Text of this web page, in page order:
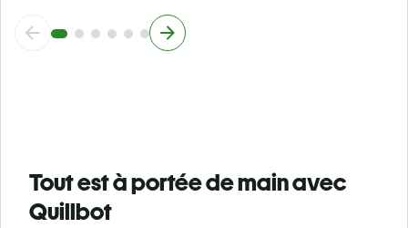
Tout est à portée de main avec
Quillbot